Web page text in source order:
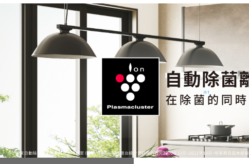
電視/顯示器系列
AQUOS XLED
AQUOS QLED
AQUOS 4K UHD
影音週邊
藍牙音響
空氣淨化系列
Purefit空氣美學機
AIoT智慧空氣清淨機
水活力空氣清淨機
空氣清淨機
冷暖空調系列
冷暖型
冷專型
故障代碼查詢
暖風系列
多功能暖烘機
冰箱系列
五門(左右開)
四門
技術
冰箱系列介紹
左右開除菌冰箱
水波爐
AIoT智慧水波爐
烹飪
AIoT智慧零水鍋
FAQ
iBarista 智慧咖啡機
照明系列 鞋體保養系列
高科技鞋履賦活器
美容保濕
水活力美容保濕器
美髮造型
吹風機
商用解決方案
商用投影機
觸控式電子白板
拼接電視牆
商用微波爐